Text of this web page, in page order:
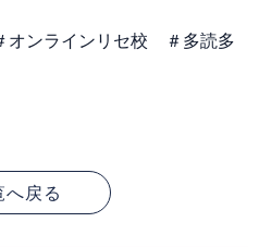
オンラインリセ校 ＃多読多
へ戻る